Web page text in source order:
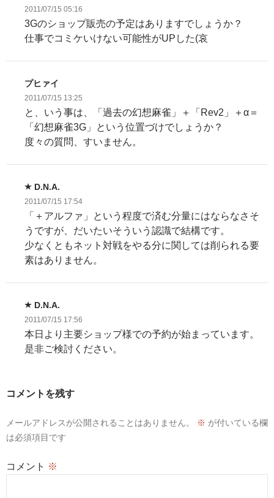
2011/07/15 05:16
3Gのショップ販売の予定はありますでしょうか？
仕事でコミケいけない可能性がUPした(哀
プヒァイ
2011/07/15 13:25
と、いう事は、「過去の幻想麻雀」＋「Rev2」＋α＝
「幻想麻雀3G」という位置づけでしょうか？
度々の質問、すいません。
D.N.A.
2011/07/15 17:54
「＋アルファ」という程度で済む分量にはならなさそ
うですが、だいたいそういう認識で結構です。
少なくともネット対戦をやる分に関しては削られる要
素はありません。
D.N.A.
2011/07/15 17:56
本日より主要ショップ様での予約が始まっています。
是非ご検討ください。
コメントを残す
メールアドレスが公開されることはありません。 ※ が付いている欄
は必須項目です
コメント ※